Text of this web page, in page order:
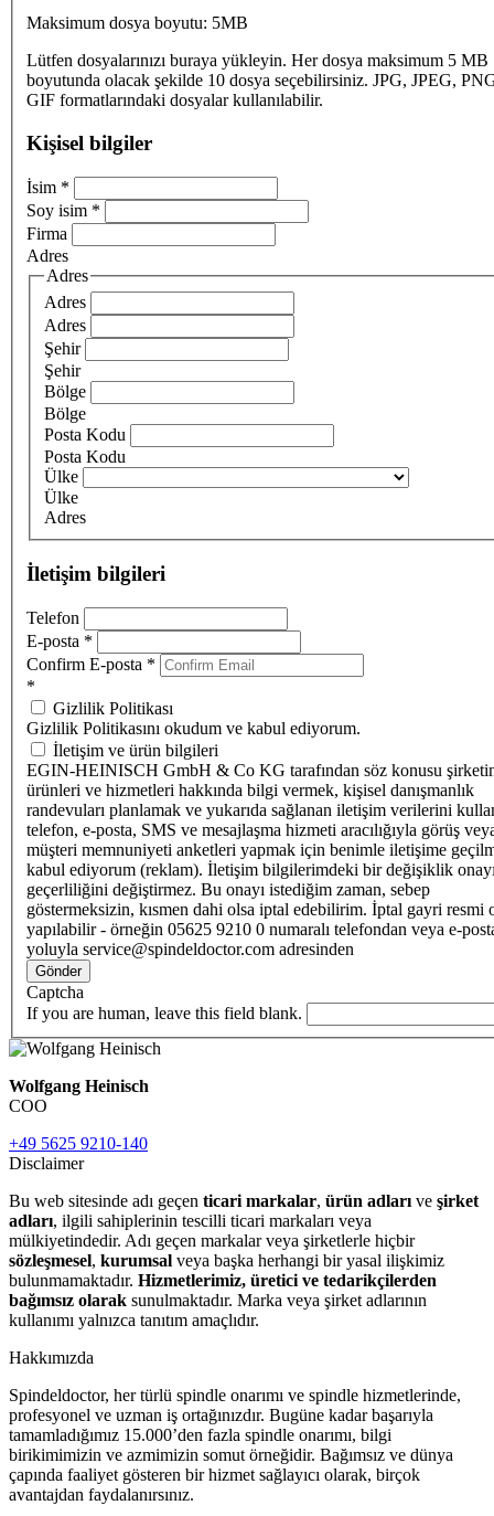
Maksimum dosya boyutu: 5MB
Lütfen dosyalarınızı buraya yükleyin. Her dosya maksimum 5 MB
boyutunda olacak şekilde 10 dosya seçebilirsiniz. JPG, JPEG,
GIF formatlarındaki dosyalar kullanılabilir.
Kişisel bilgiler
İsim *
Soy isim *
Firma
Adres
Adres
Adres
Adres
Şehir
Şehir
Bölge
Bölge
Posta Kodu
Posta Kodu
Ülke
Ülke
Adres
İletişim bilgileri
Telefon
E-posta *
Confirm E-posta *
*
Gizlilik Politikası
Gizlilik Politikasını okudum ve kabul ediyorum.
İletişim ve ürün bilgileri
EGIN-HEINISCH GmbH & Co KG tarafından söz konusu
ürünleri ve hizmetleri hakkında bilgi vermek, kişisel danışmanlık
randevuları planlamak ve yukarıda sağlanan iletişim verilerini
telefon, e-posta, SMS ve mesajlaşma hizmeti aracılığıyla görüş
müşteri memnuniyeti anketleri yapmak için benimle iletişime
kabul ediyorum (reklam). İletişim bilgilerimdeki bir değişiklik
geçerliliğini değiştirmez. Bu onayı istediğim zaman, sebep
göstermeksizin, kısmen dahi olsa iptal edebilirim. İptal gayri resmi
yapılabilir - örneğin 05625 9210 0 numaralı telefondan veya e-
yoluyla service@spindeldoctor.com adresinden
Gönder
Captcha
If you are human, leave this field blank.
Wolfgang Heinisch
COO
+49 5625 9210-140
Disclaimer
Bu web sitesinde adı geçen ticari markalar, ürün adları ve şirket
adları, ilgili sahiplerinin tescilli ticari markaları veya
mülkiyetindedir. Adı geçen markalar veya şirketlerle hiçbir
sözleşmesel, kurumsal veya başka herhangi bir yasal ilişkimiz
bulunmamaktadır. Hizmetlerimiz, üretici ve tedarikçilerden
bağımsız olarak sunulmaktadır. Marka veya şirket adlarının
kullanımı yalnızca tanıtım amaçlıdır.
Hakkımızda
Spindeldoctor, her türlü spindle onarımı ve spindle hizmetlerinde,
profesyonel ve uzman iş ortağınızdır. Bugüne kadar başarıyla
tamamladığımız 15.000’den fazla spindle onarımı, bilgi
birikimimizin ve azmimizin somut örneğidir. Bağımsız ve dünya
çapında faaliyet gösteren bir hizmet sağlayıcı olarak, birçok
avantajdan faydalanırsınız.